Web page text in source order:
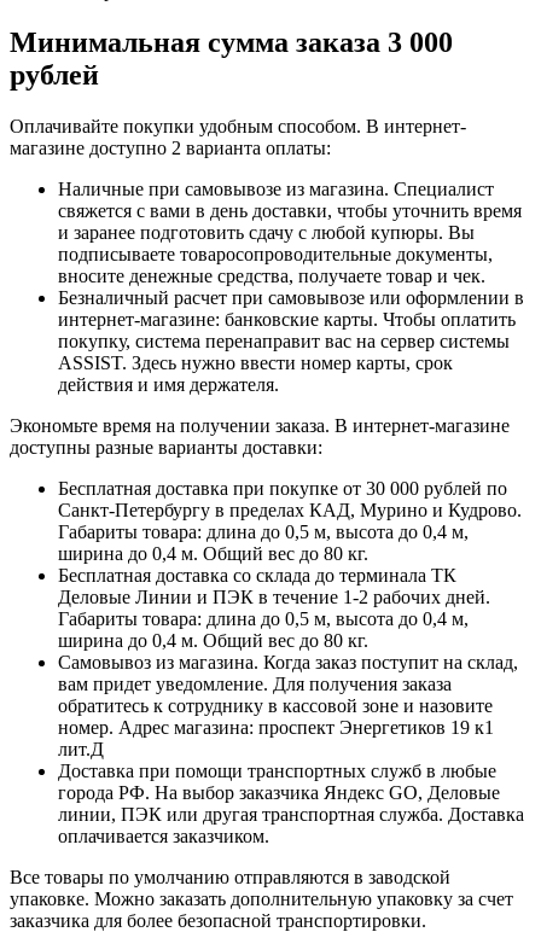
Минимальная сумма заказа 3 000
рублей
Оплачивайте покупки удобным способом. В интернет-
магазине доступно 2 варианта оплаты:
Наличные при самовывозе из магазина. Специалист
свяжется с вами в день доставки, чтобы уточнить время
и заранее подготовить сдачу с любой купюры. Вы
подписываете товаросопроводительные документы,
вносите денежные средства, получаете товар и чек.
Безналичный расчет при самовывозе или оформлении в
интернет-магазине: банковские карты. Чтобы оплатить
покупку, система перенаправит вас на сервер системы
ASSIST. Здесь нужно ввести номер карты, срок
действия и имя держателя.
Экономьте время на получении заказа. В интернет-магазине
доступны разные варианты доставки:
Бесплатная доставка при покупке от 30 000 рублей по
Санкт-Петербургу в пределах КАД, Мурино и Кудрово.
Габариты товара: длина до 0,5 м, высота до 0,4 м,
ширина до 0,4 м. Общий вес до 80 кг.
Бесплатная доставка со склада до терминала ТК
Деловые Линии и ПЭК в течение 1-2 рабочих дней.
Габариты товара: длина до 0,5 м, высота до 0,4 м,
ширина до 0,4 м. Общий вес до 80 кг.
Самовывоз из магазина. Когда заказ поступит на склад,
вам придет уведомление. Для получения заказа
обратитесь к сотруднику в кассовой зоне и назовите
номер. Адрес магазина: проспект Энергетиков 19 к1
лит.Д
Доставка при помощи транспортных служб в любые
города РФ. На выбор заказчика Яндекс GO, Деловые
линии, ПЭК или другая транспортная служба. Доставка
оплачивается заказчиком.
Все товары по умолчанию отправляются в заводской
упаковке. Можно заказать дополнительную упаковку за счет
заказчика для более безопасной транспортировки.